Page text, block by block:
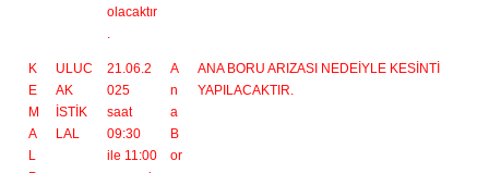
olacaktır
.
K
E
M
A
L
ULUC
AK
İSTİK
LAL
21.06.2
025
saat
09:30
ile 11:00
A
n
a
B
or
ANA BORU ARIZASI NEDEİYLE KESİNTİ
YAPILACAKTIR.